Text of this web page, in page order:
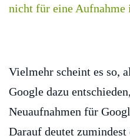
Vielmehr scheint es so,
Google dazu
Neuaufnahmen für
Darauf deutet